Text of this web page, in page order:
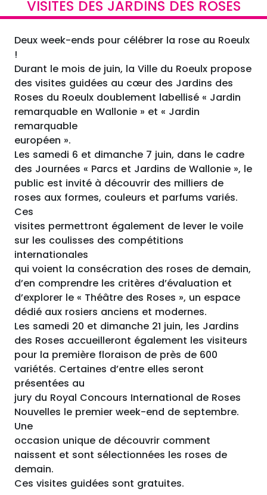
VISITES DES JARDINS DES ROSES
Deux week-ends pour célébrer la rose au Roeulx
!
Durant le mois de juin, la Ville du Roeulx propose
des visites guidées au cœur des Jardins des
Roses du Roeulx doublement labellisé « Jardin
remarquable en Wallonie » et « Jardin
remarquable
européen ».
Les samedi 6 et dimanche 7 juin, dans le cadre
des Journées « Parcs et Jardins de Wallonie », le
public est invité à découvrir des milliers de
roses aux formes, couleurs et parfums variés.
Ces
visites permettront également de lever le voile
sur les coulisses des compétitions
internationales
qui voient la consécration des roses de demain,
d’en comprendre les critères d’évaluation et
d’explorer le « Théâtre des Roses », un espace
dédié aux rosiers anciens et modernes.
Les samedi 20 et dimanche 21 juin, les Jardins
des Roses accueilleront également les visiteurs
pour la première floraison de près de 600
variétés. Certaines d’entre elles seront
présentées au
jury du Royal Concours International de Roses
Nouvelles le premier week-end de septembre.
Une
occasion unique de découvrir comment
naissent et sont sélectionnées les roses de
demain.
Ces visites guidées sont gratuites.